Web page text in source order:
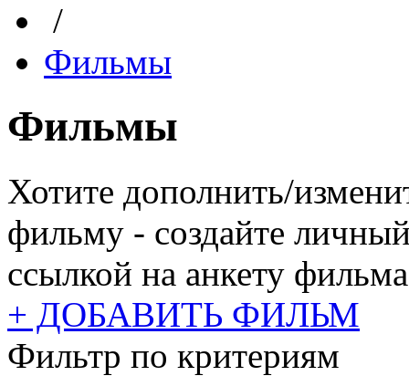
/
Фильмы
Фильмы
Хотите дополнить/
фильму - создайте
ссылкой на анкету
+ ДОБАВИТЬ ФИЛЬМ
Фильтр по критериям